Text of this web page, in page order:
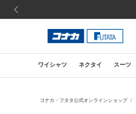
ワイシャツ ネクタイ スーツ
コナカ・フタタ公式オンラインショップ